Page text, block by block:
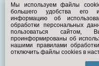
©
Мы используем файлы
большего удобства его
информацию об
обработки персональных
пользоваться сайтом,
проинформированы об
нашими правилами
отключить файлы cookies в